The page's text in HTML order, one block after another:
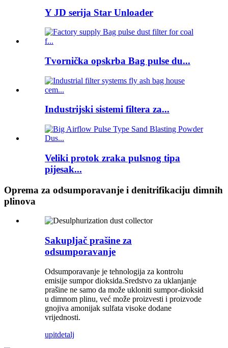
Y JD serija Star Unloader
Tvornička opskrba Bag pulse du...
Industrijski sistemi filtera za...
Veliki protok zraka pulsnog tipa
pijesak...
Oprema za odsumporavanje i denitrifikaciju dimnih
plinova
Sakupljač prašine za
odsumporavanje
Odsumporavanje je tehnologija za kontrolu
emisije sumpor dioksida.Sredstvo za uklanjanje
prašine ne samo da može ukloniti sumpor-dioksid
u dimnom plinu, već može proizvesti i proizvode
gnojiva amonijak sulfata visoke dodane
vrijednosti.
upitdetalj